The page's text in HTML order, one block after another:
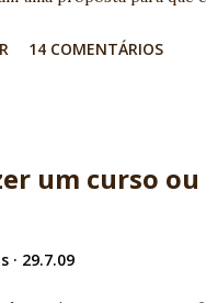
, em seu Trabalho de
em Votuporanga-SP.
com a possibilidade de
de aplicativos nesta área.
14 COMENTÁRIOS
um curso
29.7.09